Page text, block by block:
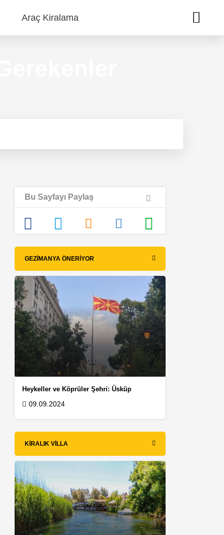
Araç Kiralama
Bu Sayfayı Paylaş
GEZIMANYA ÖNERIYOR
Heykeller ve Köprüler Şehri: Üsküp
09.09.2024
KIRALIK VILLA